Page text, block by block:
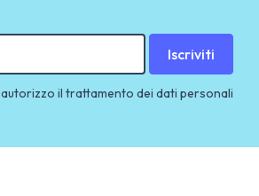
Iscriviti
, autorizzo il trattamento dei dati personali